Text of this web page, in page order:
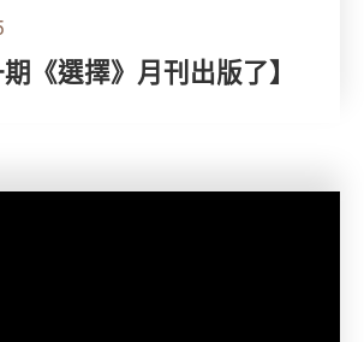
期《選擇》月刊出版了】